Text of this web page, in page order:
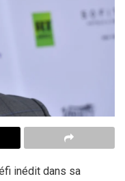
inédit dans sa